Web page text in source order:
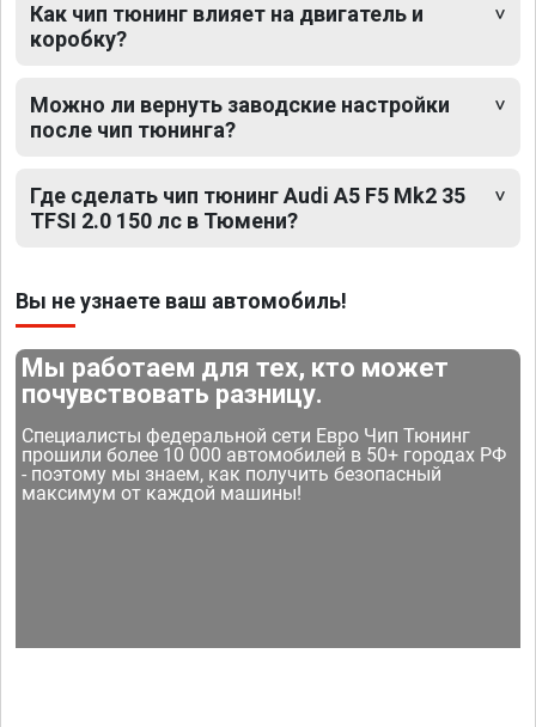
Как чип тюнинг влияет на двигатель и
коробку?
Можно ли вернуть заводские настройки
после чип тюнинга?
Где сделать чип тюнинг Audi A5 F5 Mk2 35
TFSI 2.0 150 лс в Тюмени?
Вы не узнаете ваш автомобиль!
Мы работаем для тех, кто может
почувствовать разницу.
Специалисты федеральной сети Евро Чип Тюнинг
прошили более 10 000 автомобилей в 50+ городах РФ
- поэтому мы знаем, как получить безопасный
максимум от каждой машины!